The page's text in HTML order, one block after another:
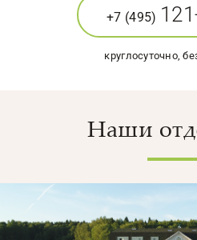
+7 (495)
круглосуточно,
Наши